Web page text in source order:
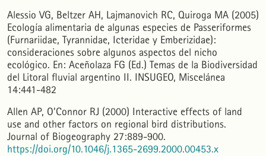
Alessio VG, Beltzer AH, Lajmanovich RC, Quiroga MA (2005)
Ecología alimentaria de algunas especies de Passeriformes
(Furnariidae, Tyrannidae, Icteridae y Emberizidae):
consideraciones sobre algunos aspectos del nicho
ecológico. En: Aceñolaza FG (Ed.) Temas de la Biodiversidad
del Litoral fluvial argentino II. INSUGEO, Miscelánea
14:441-482
Allen AP, O’Connor RJ (2000) Interactive effects of land
use and other factors on regional bird distributions.
Journal of Biogeography 27:889-900.
https://doi.org/10.1046/j.1365-2699.2000.00453.x